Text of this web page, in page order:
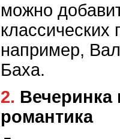
можно
классических
например,
Баха.
2. Вечеринка в стиле любовь и
романтика